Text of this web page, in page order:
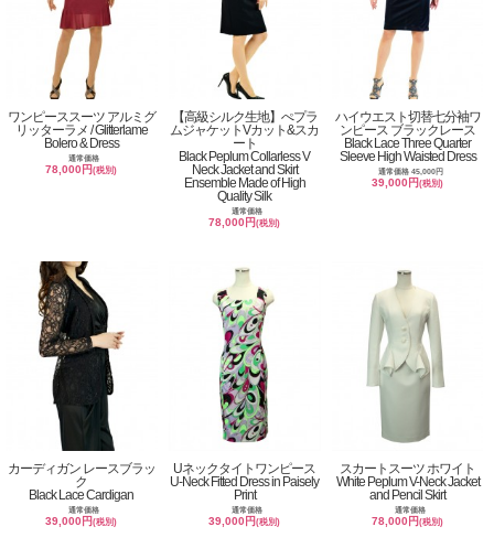
ワンピーススーツ アルミグ
リッターラメ / Glitterlame
Bolero & Dress
通常価格
78,000円(税別)
【高級シルク生地】ぺプラ
ムジャケットVカット&スカ
ート
Black Peplum Collarless V
Neck Jacket and Skirt
Ensemble Made of High
Quality Silk
通常価格
78,000円(税別)
ハイウエスト切替七分袖ワ
ンピース ブラックレース
Black Lace Three Quarter
Sleeve High Waisted Dress
通常価格 45,000円
39,000円(税別)
カーディガン レースブラッ
ク
Black Lace Cardigan
通常価格
39,000円(税別)
Uネックタイトワンピース
U-Neck Fitted Dress in Paisely
Print
通常価格
39,000円(税別)
スカートスーツ ホワイト
White Peplum V-Neck Jacket
and Pencil Skirt
通常価格
78,000円(税別)